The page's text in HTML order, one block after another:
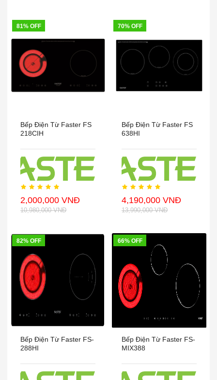
81% OFF
Bếp Điện Từ Faster FS
218CIH
2,000,000 VNĐ
10,980,000 VNĐ
70% OFF
Bếp Điện Từ Faster FS
638HI
4,190,000 VNĐ
13,990,000 VNĐ
82% OFF
Bếp Điện Từ Faster FS-
288HI
66% OFF
Bếp Điện Từ Faster FS-
MIX388